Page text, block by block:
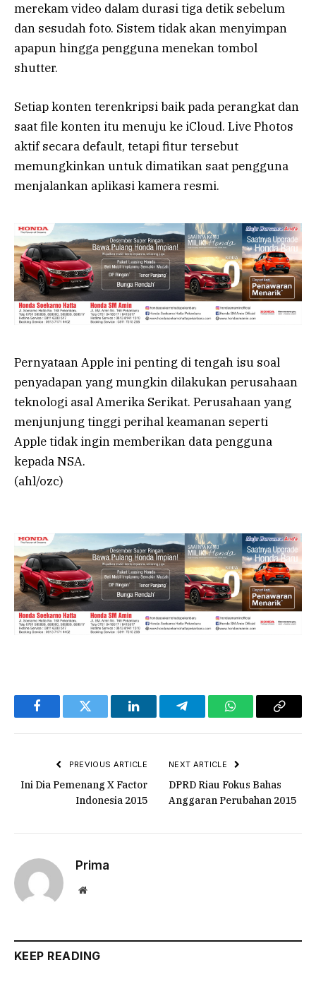
merekam video dalam durasi tiga detik sebelum
dan sesudah foto. Sistem tidak akan menyimpan
apapun hingga pengguna menekan tombol
shutter.
Setiap konten terenkripsi baik pada perangkat dan
saat file konten itu menuju ke iCloud. Live Photos
aktif secara default, tetapi fitur tersebut
memungkinkan untuk dimatikan saat pengguna
menjalankan aplikasi kamera resmi.
Pernyataan Apple ini penting di tengah isu soal
penyadapan yang mungkin dilakukan perusahaan
teknologi asal Amerika Serikat. Perusahaan yang
menjunjung tinggi perihal keamanan seperti
Apple tidak ingin memberikan data pengguna
kepada NSA.
(ahl/ozc)
FacebookTwitter LinkedInTelegramWhatsAppCopy
PREVIOUS ARTICLE
Ini Dia Pemenang X Factor
Indonesia 2015
NEXT ARTICLE
DPRD Riau Fokus Bahas
Anggaran Perubahan 2015
Prima
Website
KEEP READING